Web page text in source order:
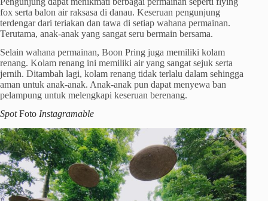
fox serta balon air raksasa di danau. Keseruan pengunjung
terdengar dari teriakan dan tawa di setiap wahana permainan.
Terutama, anak-anak yang sangat seru bermain bersama.
Selain wahana permainan, Boon Pring juga memiliki kolam
renang. Kolam renang ini memiliki air yang sangat sejuk serta
jernih. Ditambah lagi, kolam renang tidak terlalu dalam sehingga
aman untuk anak-anak. Anak-anak pun dapat menyewa ban
pelampung untuk melengkapi keseruan berenang.
SpotFoto Instagramable